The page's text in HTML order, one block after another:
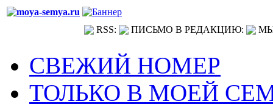
RSS: ПИСЬМО В РЕДАКЦИЮ:
СВЕЖИЙ НОМЕР
ТОЛЬКО В МОЕЙ